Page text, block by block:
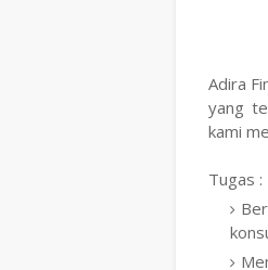
Adira
yang
kami
Tugas :